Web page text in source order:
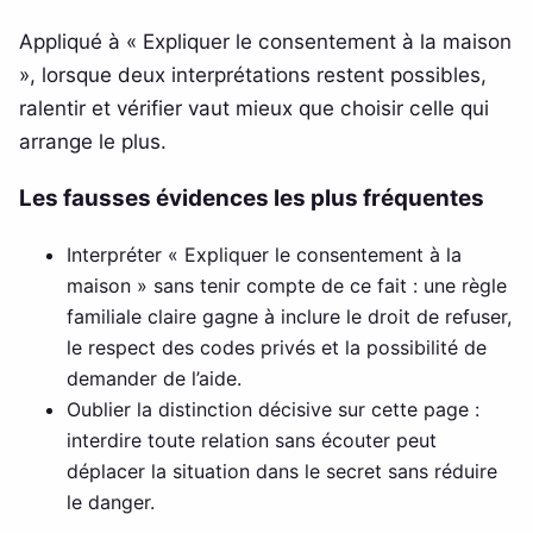
Appliqué à « Expliquer le consentement à la maison
», lorsque deux interprétations restent possibles,
ralentir et vérifier vaut mieux que choisir celle qui
arrange le plus.
Les fausses évidences les plus fréquentes
Interpréter « Expliquer le consentement à la
maison » sans tenir compte de ce fait : une règle
familiale claire gagne à inclure le droit de refuser,
le respect des codes privés et la possibilité de
demander de l’aide.
Oublier la distinction décisive sur cette page :
interdire toute relation sans écouter peut
déplacer la situation dans le secret sans réduire
le danger.